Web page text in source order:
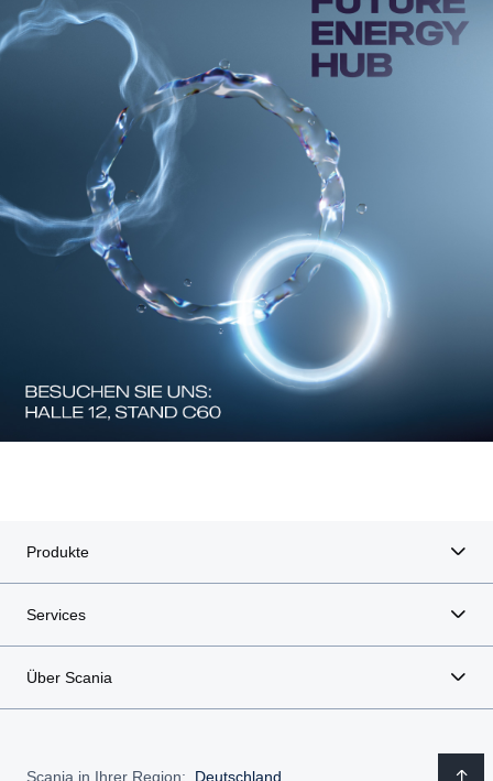
Produkte
Services
Über Scania
Scania in Ihrer Region: Deutschland